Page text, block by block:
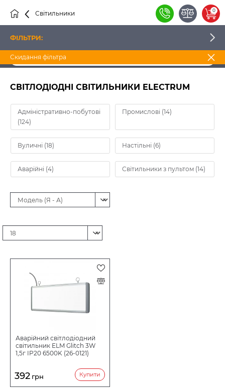
0
Світильники
Світлодіодні світильники Electrum
СВІТЛОДІОДНІ СВІТИЛЬНИКИ ELECTRUM
Адміністративно-побутові
(124)
Промислові (14)
Вуличні (18) Настільні (6)
Аварійні (4) Світильники з пультом (14)
Аварійний світлодіодний
світильник ELM Glitch 3W
1,5г IP20 6500K (26-0121)
392 грн Купити
ФІЛЬТРИ:
Скидання фільтра
ВИРОБНИК ELECTRUM
НАЯВНІСТЬ
ФОРМА СВІТИЛЬНИКА
СПОСІБ МОНТАЖУ
ДІАМЕТР (ШИРИНА), ММ
МОДЕЛЬ СВІТИЛЬНИКА
ПОТУЖНІСТЬ ВТ
ЗАСТОСУВАННЯ